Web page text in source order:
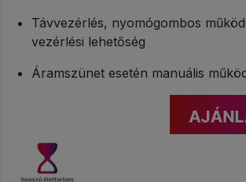
Távvezérlés, nyomógombos
vezérlési lehetőség
Áramszünet esetén manuális